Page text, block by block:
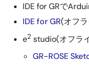
IDE for GRで
IDE for GR(オフ
e2 studio(オフラ
GR-ROSE